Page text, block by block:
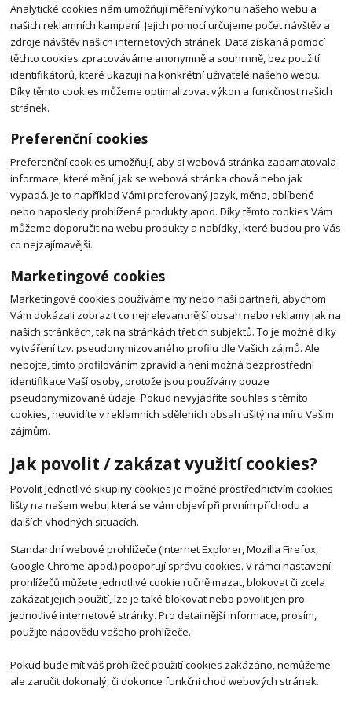
Analytické cookies nám umožňují měření výkonu našeho webu a
našich reklamních kampaní. Jejich pomocí určujeme počet návštěv a
zdroje návštěv našich internetových stránek. Data získaná pomocí
těchto cookies zpracováváme anonymně a souhrnně, bez použití
identifikátorů, které ukazují na konkrétní uživatelé našeho webu.
Díky těmto cookies můžeme optimalizovat výkon a funkčnost našich
stránek.
Preferenční cookies
Preferenční cookies umožňují, aby si webová stránka zapamatovala
informace, které mění, jak se webová stránka chová nebo jak
vypadá. Je to například Vámi preferovaný jazyk, měna, oblíbené
nebo naposledy prohlížené produkty apod. Díky těmto cookies Vám
můžeme doporučit na webu produkty a nabídky, které budou pro Vás
co nejzajímavější.
Marketingové cookies
Marketingové cookies používáme my nebo naši partneři, abychom
Vám dokázali zobrazit co nejrelevantnější obsah nebo reklamy jak na
našich stránkách, tak na stránkách třetích subjektů. To je možné díky
vytváření tzv. pseudonymizovaného profilu dle Vašich zájmů. Ale
nebojte, tímto profilováním zpravidla není možná bezprostřední
identifikace Vaší osoby, protože jsou používány pouze
pseudonymizované údaje. Pokud nevyjádříte souhlas s těmito
cookies, neuvidíte v reklamních sděleních obsah ušitý na míru Vašim
zájmům.
Jak povolit / zakázat využití cookies?
Povolit jednotlivé skupiny cookies je možné prostřednictvím cookies
lišty na našem webu, která se vám objeví při prvním příchodu a
dalších vhodných situacích.
Standardní webové prohlížeče (Internet Explorer, Mozilla Firefox,
Google Chrome apod.) podporují správu cookies. V rámci nastavení
prohlížečů můžete jednotlivé cookie ručně mazat, blokovat či zcela
zakázat jejich použití, lze je také blokovat nebo povolit jen pro
jednotlivé internetové stránky. Pro detailnější informace, prosím,
použijte nápovědu vašeho prohlížeče.
Pokud bude mít váš prohlížeč použití cookies zakázáno, nemůžeme
ale zaručit dokonalý, či dokonce funkční chod webových stránek.